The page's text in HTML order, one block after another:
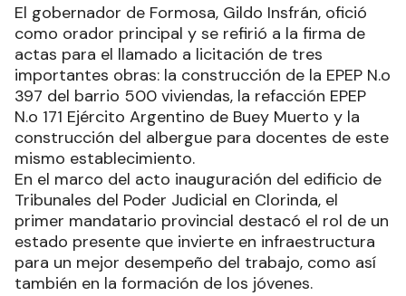
El gobernador de Formosa, Gildo Insfrán, ofició
como orador principal y se refirió a la firma de
actas para el llamado a licitación de tres
importantes obras: la construcción de la EPEP N.o
397 del barrio 500 viviendas, la refacción EPEP
N.o 171 Ejército Argentino de Buey Muerto y la
construcción del albergue para docentes de este
mismo establecimiento.
En el marco del acto inauguración del edificio de
Tribunales del Poder Judicial en Clorinda, el
primer mandatario provincial destacó el rol de un
estado presente que invierte en infraestructura
para un mejor desempeño del trabajo, como así
también en la formación de los jóvenes.